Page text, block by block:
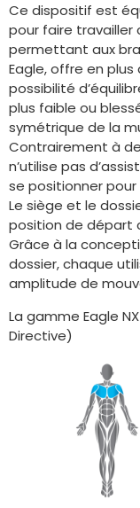
Ce dispositif est
pour faire travailler
permettant aux
Eagle, offre en
possibilité
plus faible ou
symétrique de la
Contrairement à
n’utilise pas
se positionner pour
Le siège et le
position de départ
Grâce à la
dossier, chaque
amplitude de
La gamme Eagle
Directive)